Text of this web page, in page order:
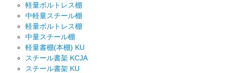
軽量ボルトレス棚
中軽量スチール棚
軽量ボルトレス棚
中量スチール棚
軽量書棚(本棚) KU
スチール書架 KCJA
スチール書架 KU